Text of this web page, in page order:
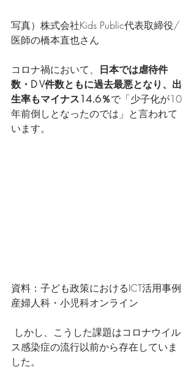
写真）株式会社Kids Public代表取締役/
医師の橋本直也さん
コロナ禍において、 日本では虐待件
数・D V件数ともに過去最悪となり、出
生率もマイナス14.6％で「少子化が10
年前倒しとなったのでは」と言われて
います。
資料：子ども政策におけるICT活用事例
産婦人科・小児科オンライン
ス感染症の流行以前から存在していま
した。